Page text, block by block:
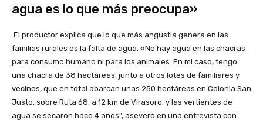
agua es lo que más preocupa»
.El productor explica que lo que más angustia genera en las
familias rurales es la falta de agua. «No hay agua en las chacras
para consumo humano ni para los animales. En mi caso, tengo
una chacra de 38 hectáreas, junto a otros lotes de familiares y
vecinos, que en total abarcan unas 250 hectáreas en Colonia San
Justo, sobre Ruta 68, a 12 km de Virasoro, y las vertientes de
agua se secaron hace 4 años”, aseveró en una entrevista con